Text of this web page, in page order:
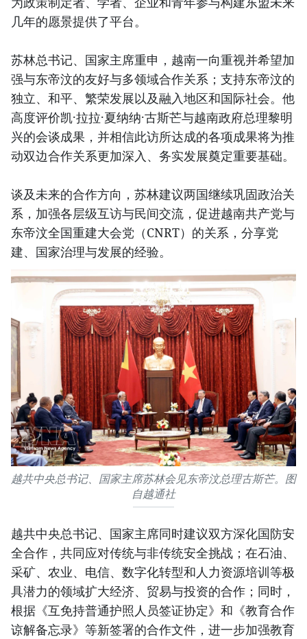
几年的愿景提供了平台。
苏林总书记、国家主席重申，越南一向重视并希望加
强与东帝汶的友好与多领域合作关系；支持东帝汶的
独立、和平、繁荣发展以及融入地区和国际社会。他
高度评价凯·拉拉·夏纳纳·古斯芒与越南政府总理黎明
兴的会谈成果，并相信此访所达成的各项成果将为推
动双边合作关系更加深入、务实发展奠定重要基础。
谈及未来的合作方向，苏林建议两国继续巩固政治关
系，加强各层级互访与民间交流，促进越南共产党与
东帝汶全国重建大会党（CNRT）的关系，分享党
建、国家治理与发展的经验。
越共中央总书记、国家主席苏林会见东帝汶总理古斯芒。图
自越通社
越共中央总书记、国家主席同时建议双方深化国防安
全合作，共同应对传统与非传统安全挑战；在石油、
采矿、农业、电信、数字化转型和人力资源培训等极
具潜力的领域扩大经济、贸易与投资的合作；同时，
根据《互免持普通护照人员签证协定》和《教育合作
谅解备忘录》等新签署的合作文件，进一步加强教育